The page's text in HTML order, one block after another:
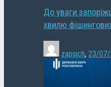
До уваги
хвилю
zapsich, 23/07/